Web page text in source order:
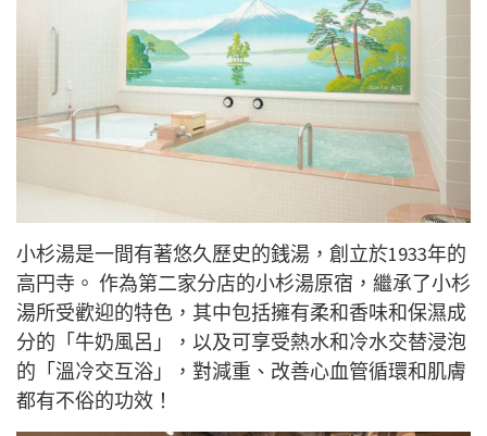
小杉湯是一間有著悠久歷史的銭湯，創立於1933年的
高円寺。 作為第二家分店的小杉湯原宿，繼承了小杉
湯所受歡迎的特色，其中包括擁有柔和香味和保濕成
分的「牛奶風呂」，以及可享受熱水和冷水交替浸泡
的「溫冷交互浴」，對減重、改善心血管循環和肌膚
都有不俗的功效！